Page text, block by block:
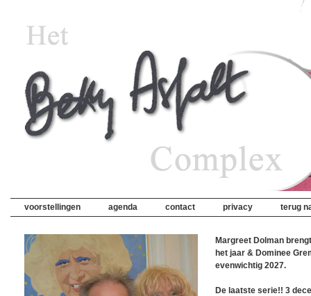
voorstellingen agenda contact privacy terug
Margreet Dolman
het jaar & Dominee
evenwichtig 2027.
De laatste serie!! 3